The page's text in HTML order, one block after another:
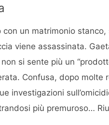
un matrimonio
viene assassinata.
si sente più un
Confusa, dopo molte
investigazioni
più premuroso…